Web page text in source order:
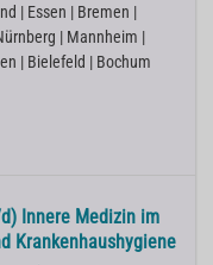
| Essen | Bremen |
| Mannheim |
| Bielefeld | Bochum
Innere Medizin im
Krankenhaushygiene